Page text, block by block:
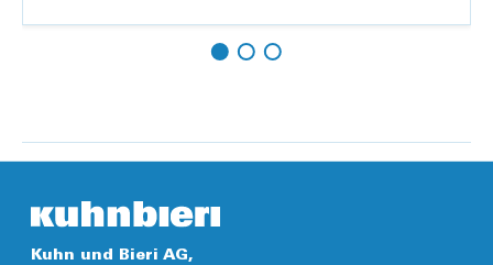
Hinzufügen
Kuhn und Bieri AG,